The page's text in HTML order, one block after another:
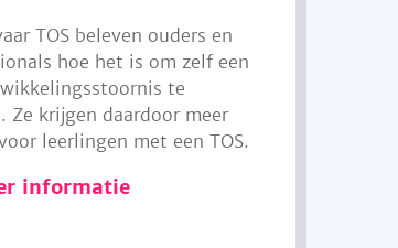
TOS beleven ouders en
hoe het is om zelf een
te
Ze krijgen daardoor meer
leerlingen met een TOS.
informatie